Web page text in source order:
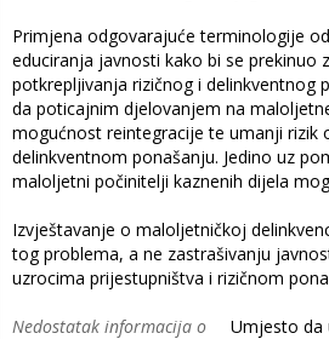
Primjena odgovarajuće terminologije
educiranja javnosti kako bi se prekinuo
potkrepljivanja rizičnog i delinkventnog
da poticajnim djelovanjem na
mogućnost reintegracije te umanji rizik
delinkventnom ponašanju. Jedino uz
maloljetni počinitelji kaznenih dijela
Izvještavanje o maloljetničkoj
tog problema, a ne zastrašivanju
uzrocima prijestupništva i rizičnom
Nedostatak informacija o
Umjesto da